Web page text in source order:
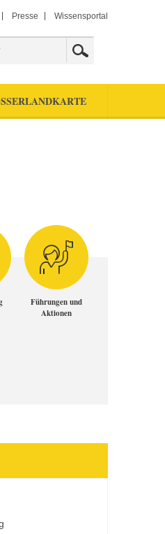
Presse Wissensportal
Führungen und
Aktionen